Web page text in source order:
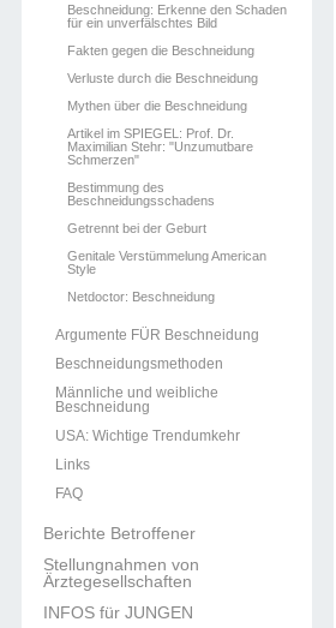
Beschneidung: Erkenne den Schaden
für ein unverfälschtes Bild
Fakten gegen die Beschneidung
Verluste durch die Beschneidung
Mythen über die Beschneidung
Artikel im SPIEGEL: Prof. Dr.
Maximilian Stehr: "Unzumutbare
Schmerzen"
Bestimmung des
Beschneidungsschadens
Getrennt bei der Geburt
Genitale Verstümmelung American
Style
Netdoctor: Beschneidung
Argumente FÜR Beschneidung
Beschneidungsmethoden
Männliche und weibliche
Beschneidung
USA: Wichtige Trendumkehr
Links
FAQ
Berichte Betroffener
Stellungnahmen von
Ärztegesellschaften
INFOS für JUNGEN